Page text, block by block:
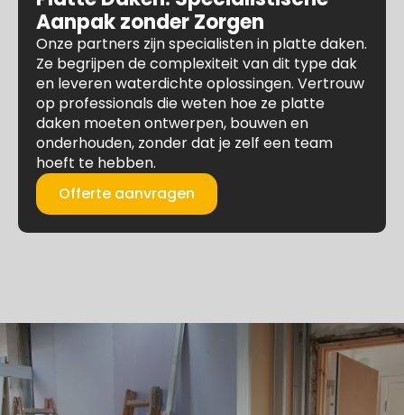
Aanpak zonder Zorgen
Onze partners zijn specialisten in platte daken.
Ze begrijpen de complexiteit van dit type dak
en leveren waterdichte oplossingen. Vertrouw
op professionals die weten hoe ze platte
daken moeten ontwerpen, bouwen en
onderhouden, zonder dat je zelf een team
hoeft te hebben.
Offerte aanvragen